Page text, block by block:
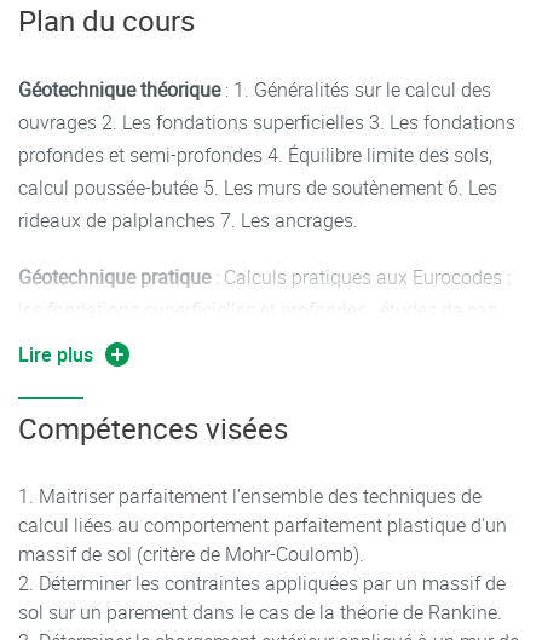
Plan du cours
Géotechnique théorique: 1. Généralités sur le calcul des
ouvrages 2. Les fondations superficielles 3. Les fondations
profondes et semi-profondes 4. Équilibre limite des sols,
calcul poussée-butée 5. Les murs de soutènement 6. Les
rideaux de palplanches 7. Les ancrages.
Géotechnique pratique: Calculs pratiques aux Eurocodes :
les fondations superficielles et profondes ; études de cas.
Modélisation numérique
fondations superficielles, stabilité de parois ancrées,
stabilité de barrages durant les différentes phases,
REA (parois moulées, palplanches), FOXTA. Utilisation de
TALREN pour la modélisation de la stabilité des pentes et le
dimensionnement des soutènements.
Lire plus
Compétences visées
Maitriser parfaitement l'ensemble des techniques de
calcul liées au comportement parfaitement plastique d'un
massif de sol (critère de Mohr-Coulomb).
Déterminer les contraintes appliquées par un massif de
sol sur un parement dans le cas de la théorie de Rankine.